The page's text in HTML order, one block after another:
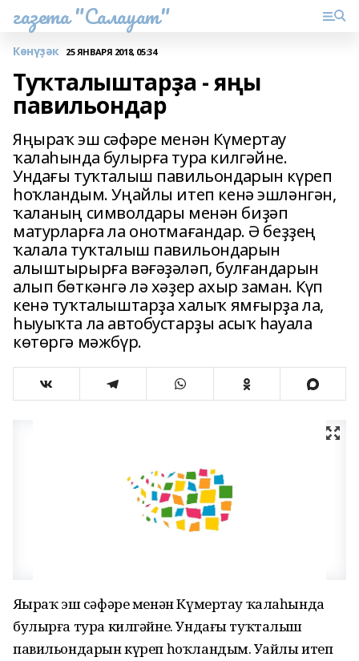
газета "Салауат"
Көнүҙәк 25 ЯНВАРЯ 2018, 05:34
Туҡталыштарҙа - яңы
павильондар
Яңыраҡ эш сәфәре менән Күмертау
ҡалаһында булырға тура килгәйне.
Ундағы туҡталыш павильондарын күреп
һоҡландым. Уңайлы итеп кенә эшләнгән,
ҡаланың символдары менән биҙәп
матурларға ла онотмағандар. Ә беҙҙең
ҡалала туҡталыш павильондарын
алыштырырға вәғәҙәләп, булғандарын
алып бөткәнгә лә хәҙер ахыр заман. Күп
кенә туҡталыштарҙа халыҡ ямғырҙа ла,
һыуыҡта ла автобустарҙы асыҡ һауала
көтөргә мәжбүр.
Яңыраҡ эш сәфәре менән Күмертау ҡалаһында
булырға тура килгәйне. Ундағы туҡталыш
павильондарын күреп һоҡландым. Уңайлы итеп